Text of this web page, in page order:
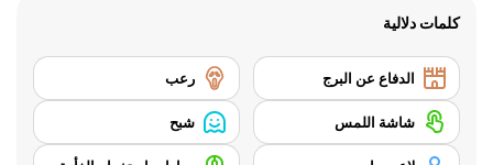
كلمات دلالية
الدفاع عن البرج رعب
شاشة اللمس شبح